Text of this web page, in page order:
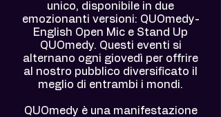
unico, disponibile in due
emozionanti versioni: QUOmedy-
English Open Mic e Stand Up
QUOmedy. Questi eventi si
alternano ogni giovedì per offrire
al nostro pubblico diversificato il
meglio di entrambi i mondi.
QUOmedy è una manifestazione